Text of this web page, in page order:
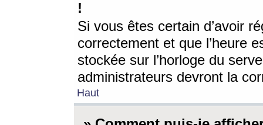
!
Si vous êtes certain d’avoir
correctement et que l’heure
stockée sur l’horloge du
administrateurs devront la
Haut